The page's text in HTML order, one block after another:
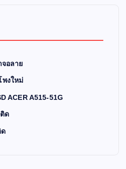
จอลาย
พงใหม่
ACER A515-51G
ด
ด